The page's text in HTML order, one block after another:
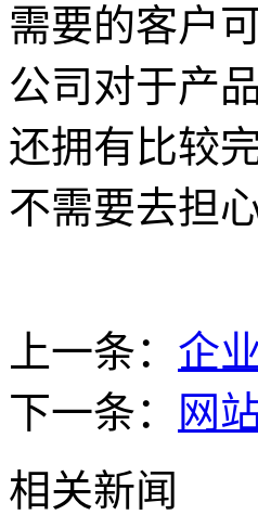
需要的客户
公司对于产
还拥有比较
不需要去担心
上一条： 企
下一条：
网
相关新闻